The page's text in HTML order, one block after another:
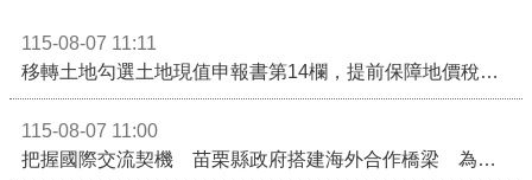
115-08-07 11:11
移轉土地勾選土地現值申報書第14欄，提前保障地價稅節稅權益
115-08-07 11:00
把握國際交流契機 苗栗縣政府搭建海外合作橋梁 為在地產業爭取更多國際市場機會